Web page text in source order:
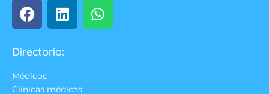
Directorio:
Médicos
Clínicas médicas